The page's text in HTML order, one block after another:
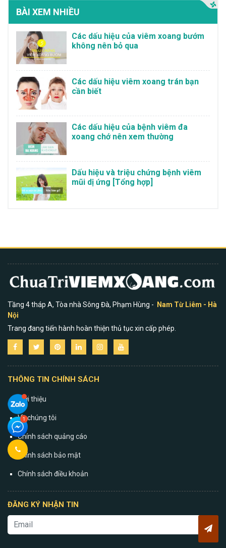
BÀI XEM NHIỀU
Các dấu hiệu của viêm xoang bướm
không nên bỏ qua
Các dấu hiệu viêm xoang trán bạn
cần biết
Các dấu hiệu của bệnh viêm đa
xoang chớ nên xem thường
Dấu hiệu và triệu chứng bệnh viêm
mũi dị ứng [Tổng hợp]
Tầng 4 tháp A, Tòa nhà Sông Đà, Phạm Hùng -
Nam Từ Liêm - Hà
Nội
Trang đang tiến hành hoàn thiện thủ tục xin cấp phép.
THÔNG TIN CHÍNH SÁCH
Giới thiệu
Về chúng tôi
Chính sách quảng cáo
Chính sách bảo mật
Chính sách điều khoản
ĐĂNG KÝ NHẬN TIN